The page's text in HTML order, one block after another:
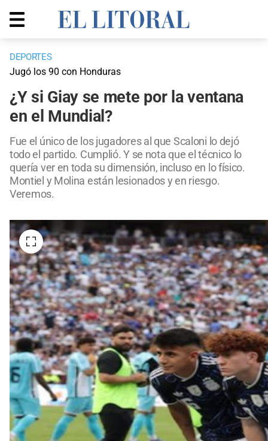
DEPORTES
Jugó los 90 con Honduras
¿Y si Giay se mete por la ventana
en el Mundial?
Fue el único de los jugadores al que Scaloni lo dejó
todo el partido. Cumplió. Y se nota que el técnico lo
quería ver en toda su dimensión, incluso en lo físico.
Montiel y Molina están lesionados y en riesgo.
Veremos.